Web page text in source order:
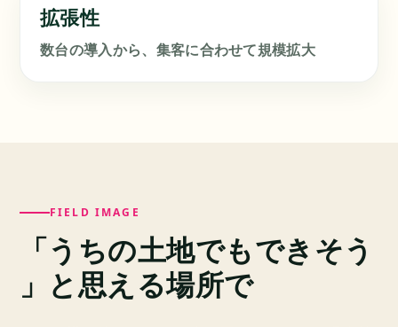
拡張性
数台の導入から、集客に合わせて規模拡大
FIELD IMAGE
「うちの土地でもできそう
」と思える場所で